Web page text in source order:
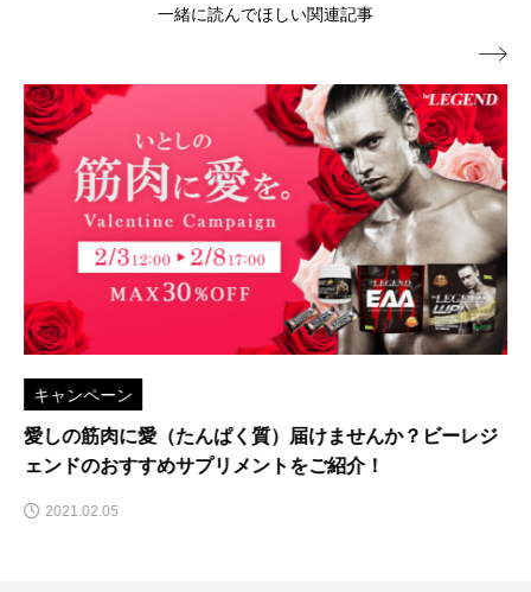
一緒に読んでほしい関連記事
キャンペーン
愛しの筋肉に愛（たんぱく質）届けませんか？ビーレジ
ェンドのおすすめサプリメントをご紹介！
2021.02.05
